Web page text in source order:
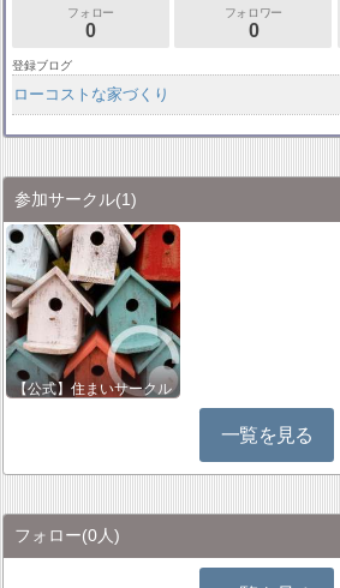
フォロー
0
フォロワー
0
登録ブログ
ローコストな家づくり
参加サークル(1)
【公式】住まいサークル
一覧を見る
フォロー(0人)